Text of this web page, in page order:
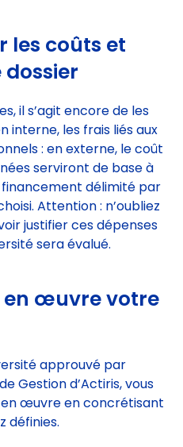
les coûts et
il s’agit encore de les
interne, les frais liés aux
: en externe, le coût
serviront de base à
délimité par
Attention : n’oubliez
justifier ces dépenses
sera évalué.
en œuvre votre
approuvé par
Gestion d’Actiris, vous
œuvre en concrétisant
définies.